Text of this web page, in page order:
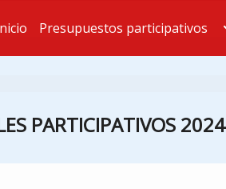
Estás enPresupuestos participativos
PARTICIPATIVOS 2024